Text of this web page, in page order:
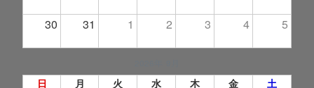
30 31 1 2 3 4 5
日 月 火 水 木 金 土